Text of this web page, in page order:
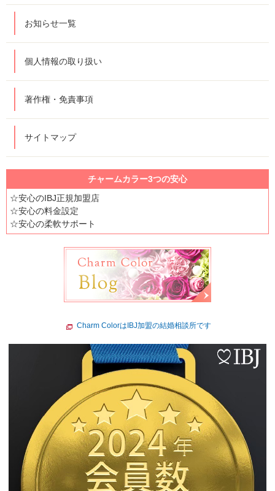
お知らせ一覧
個人情報の取り扱い
著作権・免責事項
サイトマップ
チャームカラー3つの安心
☆安心のIBJ正規加盟店
☆安心の料金設定
☆安心の柔軟サポート
Charm ColorはIBJ加盟の結婚相談所です